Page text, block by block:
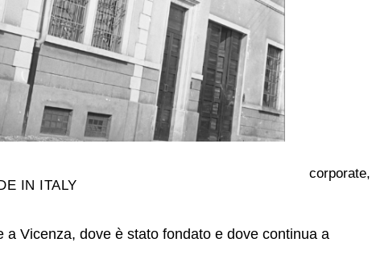
IN ITALY
Vicenza, dove è stato fondato e dove continua a